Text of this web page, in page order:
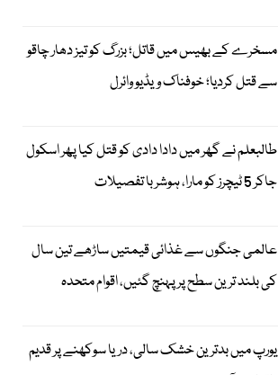
مسخرے کے بھیس میں قاتل؛ بزرگ کو تیز دھار چاقو
سے قتل کردیا؛ خوفناک ویڈیو وائرل
طالبعلم نے گھر میں دادا دادی کو قتل کیا پھر اسکول
جاکر 5 ٹیچرز کو مارا، ہوشربا تفصیلات
عالمی جنگوں سے غذائی قیمتیں ساڑھے تین سال
کی بلند ترین سطح پر پہنچ گئیں، اقوام متحدہ
یورپ میں بدترین خشک سالی، دریا سوکھنے پر قدیم